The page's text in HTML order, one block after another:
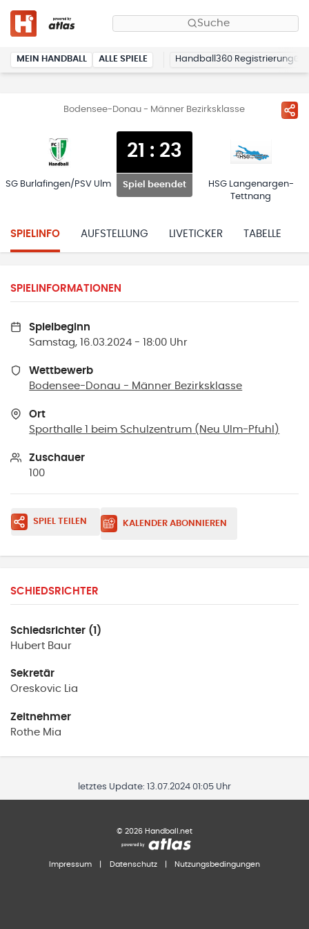
Suche
MEIN HANDBALL ALLE SPIELE Handball360 Registrierung
Bodensee-Donau - Männer Bezirksklasse
SG Burlafingen/PSV Ulm
21 : 23
Spiel beendet
HSG Langenargen-
Tettnang
SPIELINFO AUFSTELLUNG LIVETICKER TABELLE
SPIELINFORMATIONEN
Spielbeginn
Samstag, 16.03.2024 - 18:00 Uhr
Wettbewerb
Bodensee-Donau - Männer Bezirksklasse
Ort
Sporthalle 1 beim Schulzentrum ( Neu Ulm-Pfuhl )
Zuschauer
100
SPIEL TEILEN KALENDER ABONNIEREN
SCHIEDSRICHTER
Schiedsrichter (1)
Hubert Baur
Sekretär
Oreskovic Lia
Zeitnehmer
Rothe Mia
letztes Update: 13.07.2024 01:05 Uhr
© 2026 Handball.net
Impressum Datenschutz Nutzungsbedingungen